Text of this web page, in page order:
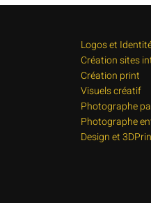
Logos et
Création sites
Création print
Visuels créatif
Photographe
Photographe
Design et